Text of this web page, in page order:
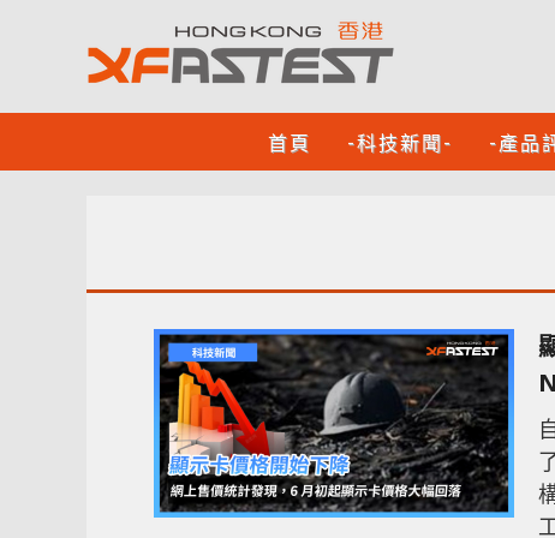
首頁 -科技新聞- -產品